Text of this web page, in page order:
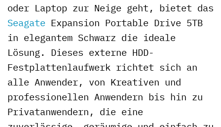
oder Laptop zur Neige geht, bietet das
Seagate Expansion Portable Drive 5TB
in elegantem Schwarz die ideale
Lösung. Dieses externe HDD-
Festplattenlaufwerk richtet sich an
alle Anwender, von Kreativen und
professionellen Anwendern bis hin zu
Privatanwendern, die eine